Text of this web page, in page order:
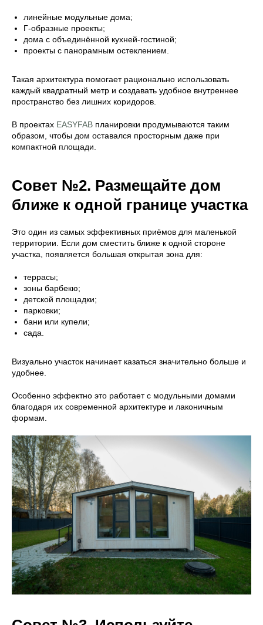
линейные модульные дома;
Г-образные проекты;
дома с объединённой кухней-гостиной;
проекты с панорамным остеклением.
Такая архитектура помогает рационально использовать
каждый квадратный метр и создавать удобное внутреннее
пространство без лишних коридоров.
В проектах EASYFAB планировки продумываются таким
образом, чтобы дом оставался просторным даже при
компактной площади.
Совет №2. Размещайте дом
ближе к одной границе участка
Это один из самых эффективных приёмов для маленькой
территории. Если дом сместить ближе к одной стороне
участка, появляется большая открытая зона для:
террасы;
зоны барбекю;
детской площадки;
парковки;
бани или купели;
сада.
Визуально участок начинает казаться значительно больше и
удобнее.
Особенно эффектно это работает с модульными домами
благодаря их современной архитектуре и лаконичным
формам.